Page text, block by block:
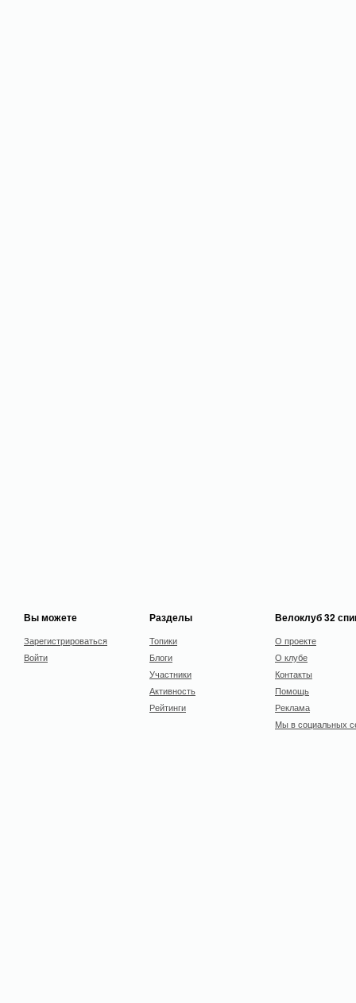
Вы можете
Зарегистрироваться
Войти
Разделы
Топики
Блоги
Участники
Активность
Рейтинги
Велоклуб 32
О проекте
О клубе
Контакты
Помощь
Реклама
Мы в социальных